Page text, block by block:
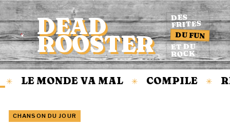
Accueil
DEAD
ROOSTER
DES
FRITES
DU FUN
ET DU
ROCK
✳ LE MONDE VA MAL ✳ COMPILE ✳
CHANSON DU JOUR